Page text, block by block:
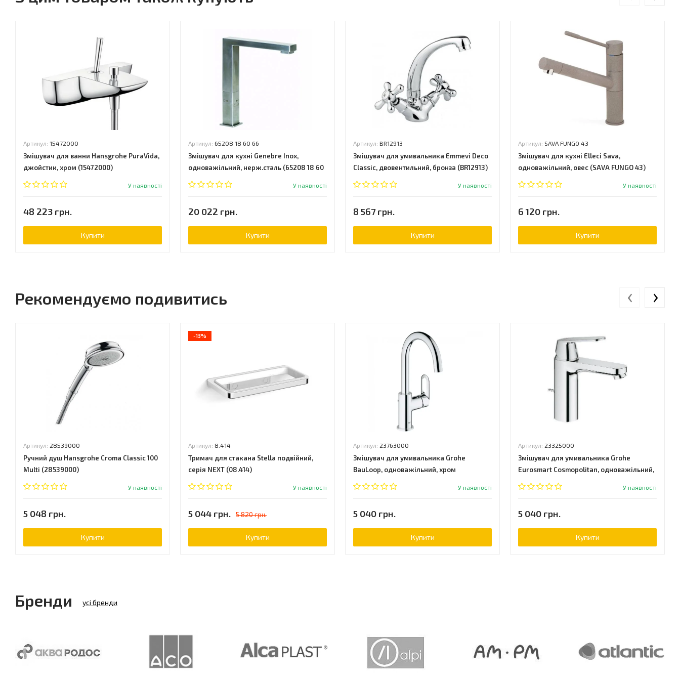
Артикул: 15472000
Змішувач для ванни Hansgrohe PuraVida,
джойстик, хром (15472000)
У наявності
48 223 грн.
Купити
Артикул: 65208 18 60 66
Змішувач для кухні Genebre Inox,
одноважільний, нерж.сталь (65208 18 60
66)
У наявності
20 022 грн.
Купити
Артикул: BR12913
Змішувач для умивальника Emmevi Deco
Classic, двовентильний, бронза (BR12913)
У наявності
8 567 грн.
Купити
Артикул: SAVA FUNGO 43
Змішувач для кухні Elleci Sava,
одноважільний, овес (SAVA FUNGO 43)
У наявності
6 120 грн.
Купити
Рекомендуємо подивитись
Артикул: 28539000
Ручний душ Hansgrohe Croma Classic 100
Multi (28539000)
У наявності
5 048 грн.
Купити
-13%
Артикул: 8.414
Тримач для стакана Stella подвійний,
серія NEXT (08.414)
У наявності
5 044 грн. 5 820 грн.
Купити
Артикул: 23763000
Змішувач для умивальника Grohe
BauLoop, одноважільний, хром
(23763000)
У наявності
5 040 грн.
Купити
Артикул: 23325000
Змішувач для умивальника Grohe
Eurosmart Cosmopolitan, одноважільний,
хром (23325000)
У наявності
5 040 грн.
Купити
‹ ›
Бренди усі бренди